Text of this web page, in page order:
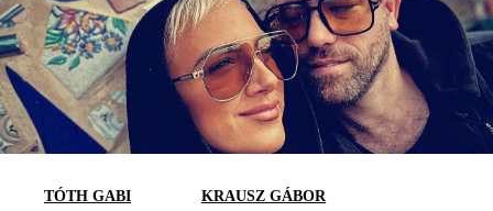
TÓTH GABI KRAUSZ GÁBOR